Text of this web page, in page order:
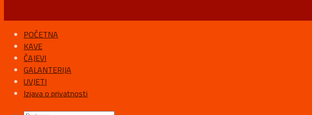
POČETNA
KAVE
ČAJEVI
GALANTERIJA
UVJETI
Izjava o privatnosti